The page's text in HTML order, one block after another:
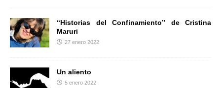
“Historias del Confinamiento” de Cristina
Maruri
27 enero 2022
Un aliento
5 enero 2022